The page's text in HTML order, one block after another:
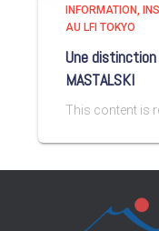
INFORMATION
AU LFI TOKYO
Une distinction
MASTALSKI
This content is